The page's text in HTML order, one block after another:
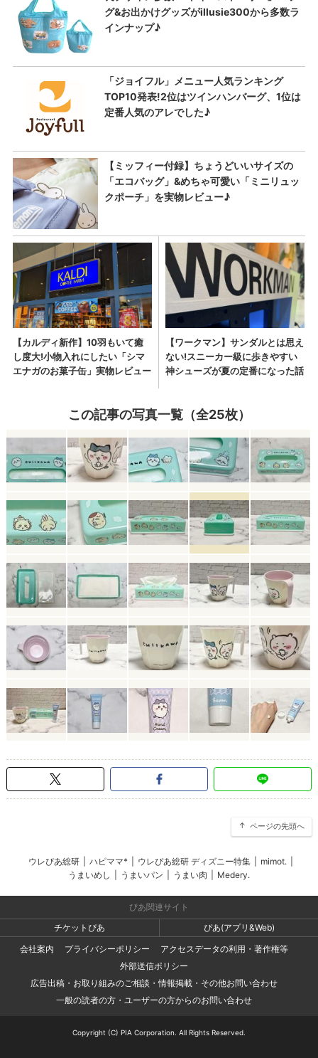
この記事の写真一覧（全25枚）
ページの先頭へ
ウレぴあ総研 ハピママ* ウレぴあ総研 ディズニー特集 mimot.
うまいめし
うまいパン うまい肉 Medery.
ぴあ関連サイト
チケットぴあ
ぴあ(アプリ&Web)
会社案内
プライバシーポリシー
アクセスデータの利用・著作権等
外部送信ポリシー
広告出稿・お取り組みのご相談・情報掲載・その他お問い合わせ
一般の読者の方・ユーザーの方からのお問い合わせ
Copyright (C) PIA Corporation. All Rights Reserved.